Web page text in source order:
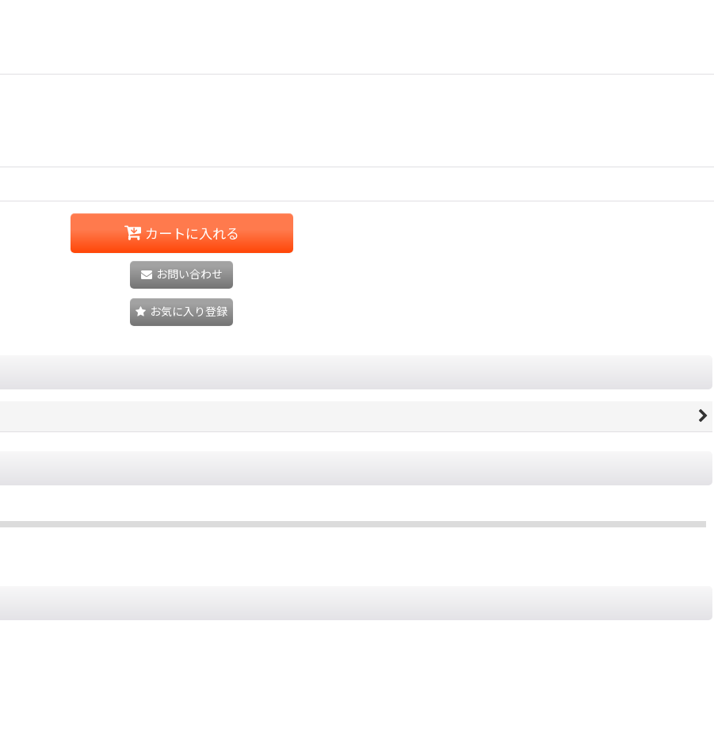
カートに入れる
お問い合わせ
お気に入り登録